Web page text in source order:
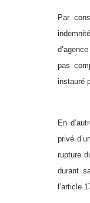
Par
pas
instauré
En
privé
rupture
durant
l’article